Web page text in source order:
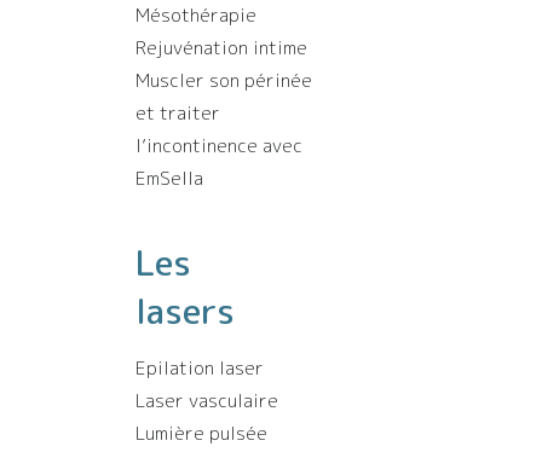
Mésothérapie
Rejuvénation intime
Muscler son périnée
et traiter
l’incontinence avec
EmSella
Les
lasers
Epilation laser
Laser vasculaire
Lumière pulsée